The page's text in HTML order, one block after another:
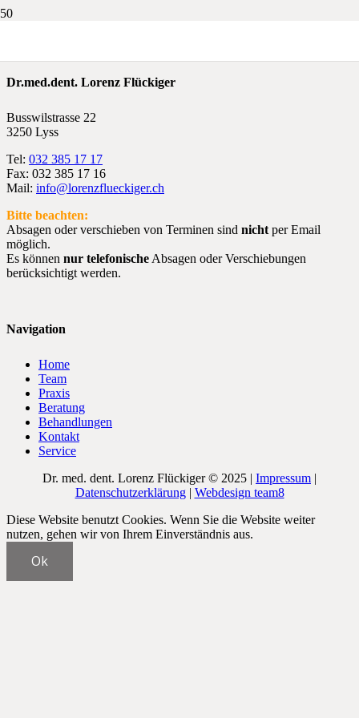
Dr.med.dent. Lorenz Flückiger
Busswilstrasse 22
3250 Lyss
Tel: 032 385 17 17
Fax: 032 385 17 16
Mail: info@lorenzflueckiger.ch
Bitte beachten:
Absagen oder verschieben von Terminen sind nicht per Email
möglich.
Es können nur telefonische Absagen oder Verschiebungen
berücksichtigt werden.
Navigation
Home
Team
Praxis
Beratung
Behandlungen
Kontakt
Service
Dr. med. dent. Lorenz Flückiger © 2025 | Impressum |
Datenschutzerklärung| Webdesign team8
Diese Website benutzt Cookies. Wenn Sie die Website weiter
nutzen, gehen wir von Ihrem Einverständnis aus.
Ok